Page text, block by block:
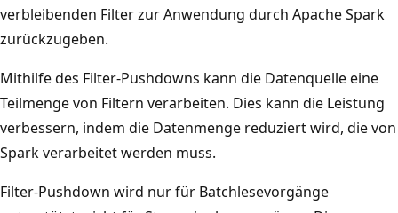
verbleibenden Filter zur Anwendung durch Apache Spark
zurückzugeben.
Mithilfe des Filter-Pushdowns kann die Datenquelle eine
Teilmenge von Filtern verarbeiten. Dies kann die Leistung
verbessern, indem die Datenmenge reduziert wird, die von
Spark verarbeitet werden muss.
Filter-Pushdown wird nur für Batchlesevorgänge